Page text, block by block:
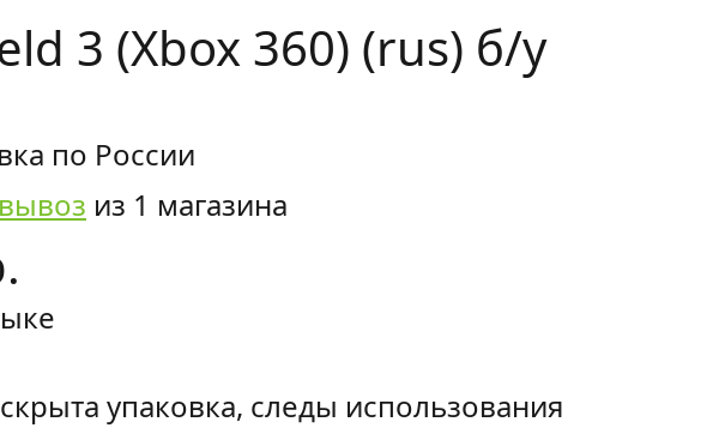
3 (Xbox 360) (rus) б/у
по России
из 1 магазина
упаковка, следы использования